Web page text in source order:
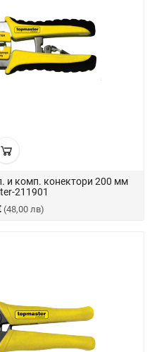
и комп. конектори 200 мм
211901
(48,00 лв)